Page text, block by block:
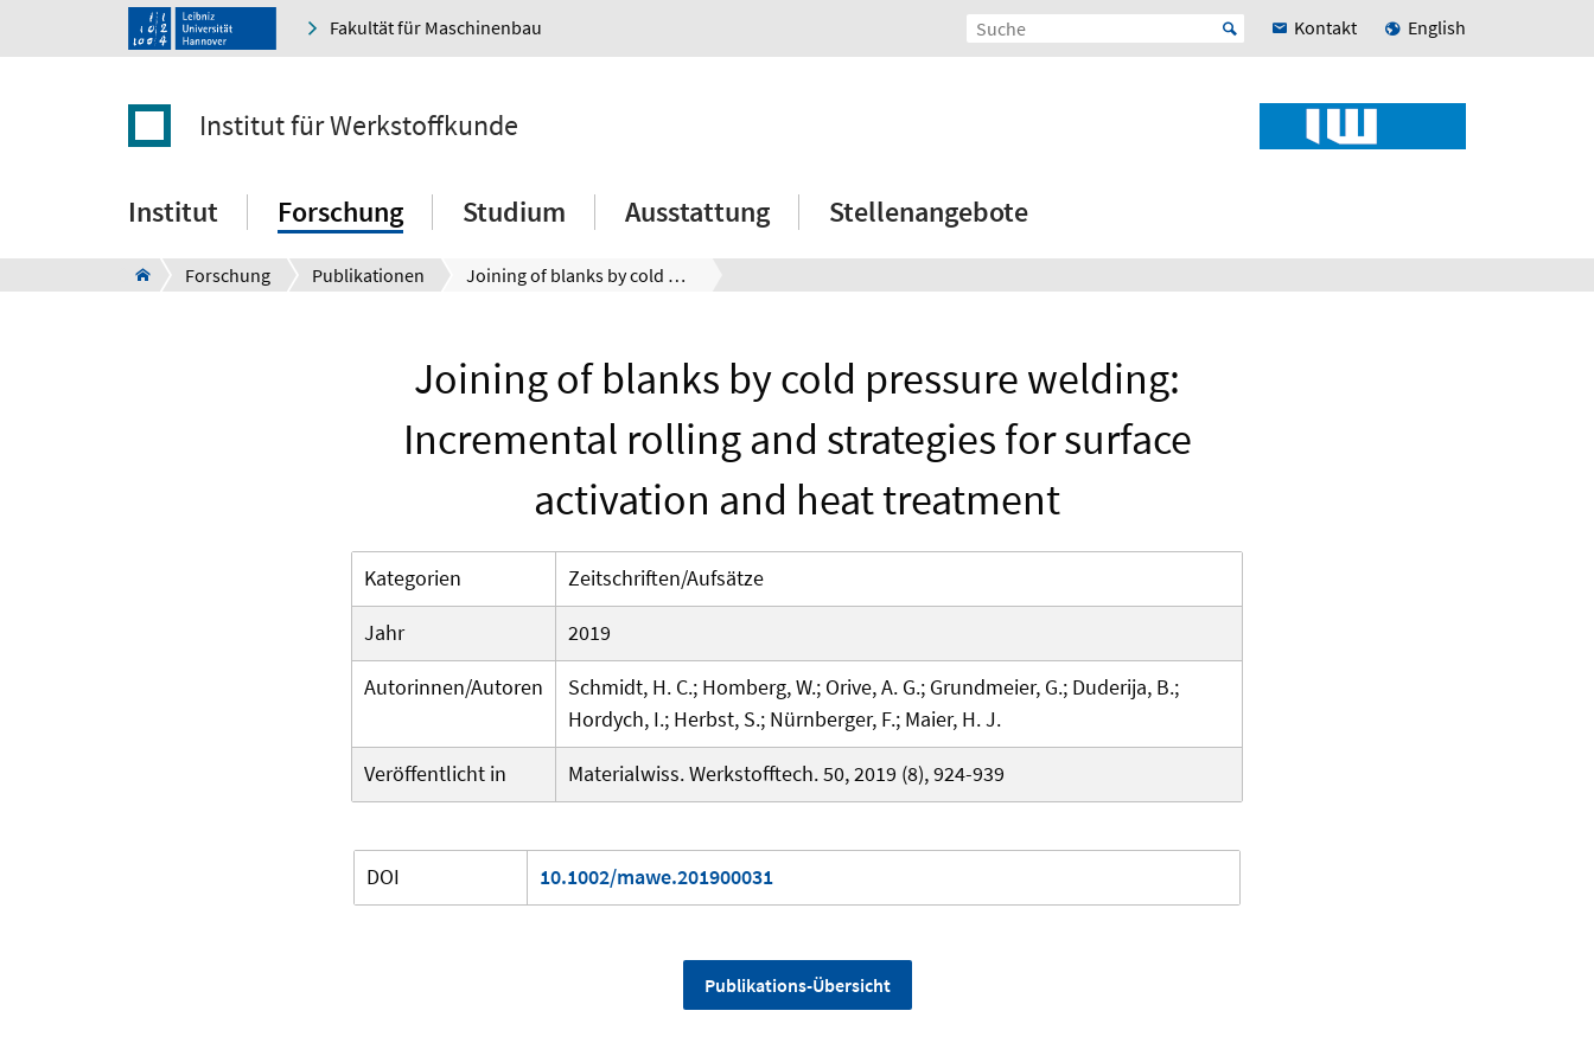
Fakultät für Maschinenbau Kontakt English
Institut für Werkstoffkunde
Institut Forschung Studium Ausstattung Stellenangebote
Forschung Publikationen Joining of blanks by cold pressure welding: Incremental rolling and strategies for surface activation and heat treatment
Joining of blanks by cold pressure welding:
Incremental rolling and strategies for surface
activation and heat treatment
Kategorien
Zeitschriften/Aufsätze
Jahr
2019
Autorinnen/Autoren
Schmidt, H. C.; Homberg, W.; Orive, A. G.; Grundmeier, G.; Duderija, B.;
Hordych, I.; Herbst, S.; Nürnberger, F.; Maier, H. J.
Veröffentlicht in
Materialwiss. Werkstofftech. 50, 2019 (8), 924-939
DOI 10.1002/mawe.201900031
Publikations-Übersicht